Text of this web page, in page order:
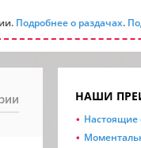
Подробнее о раздачах.
НАШИ
Настоящие